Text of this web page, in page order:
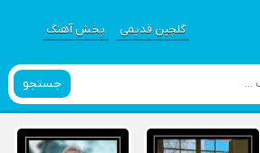
گلچین قدیمی پخش آهنگ
جستجو